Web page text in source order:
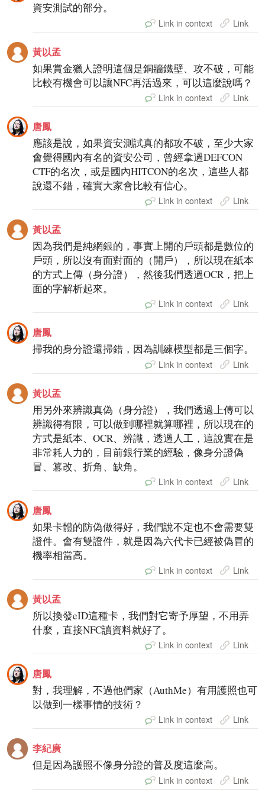
資安測試的部分。
Link in context Link
黃以孟
如果賞金獵人證明這個是銅牆鐵壁、攻不破，可能
比較有機會可以讓NFC再活過來，可以這麼說嗎？
Link in context Link
唐鳳
應該是說，如果資安測試真的都攻不破，至少大家
會覺得國內有名的資安公司，曾經拿過DEFCON
CTF的名次，或是國內HITCON的名次，這些人都
說還不錯，確實大家會比較有信心。
Link in context Link
黃以孟
因為我們是純網銀的，事實上開的戶頭都是數位的
戶頭，所以沒有面對面的（開戶），所以現在紙本
的方式上傳（身分證），然後我們透過OCR，把上
面的字解析起來。
Link in context Link
唐鳳
掃我的身分證還掃錯，因為訓練模型都是三個字。
Link in context Link
黃以孟
用另外來辨識真偽（身分證），我們透過上傳可以
辨識得有限，可以做到哪裡就算哪裡，所以現在的
方式是紙本、OCR、辨識，透過人工，這說實在是
非常耗人力的，目前銀行業的經驗，像身分證偽
冒、篡改、折角、缺角。
Link in context Link
唐鳳
如果卡體的防偽做得好，我們說不定也不會需要雙
證件。會有雙證件，就是因為六代卡已經被偽冒的
機率相當高。
Link in context Link
黃以孟
所以換發eID這種卡，我們對它寄予厚望，不用弄
什麼，直接NFC讀資料就好了。
Link in context Link
唐鳳
對，我理解，不過他們家（AuthMe）有用護照也可
以做到一樣事情的技術？
Link in context Link
李紀廣
但是因為護照不像身分證的普及度這麼高。
Link in context Link